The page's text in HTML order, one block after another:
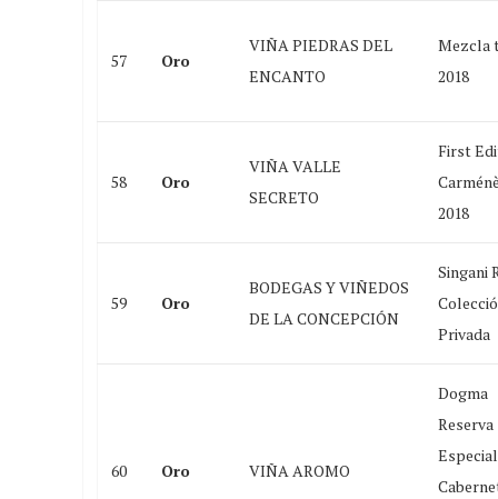
57 Oro
VIÑA PIEDRAS DEL
ENCANTO
Mezcla
2018
58 Oro
VIÑA VALLE
SECRETO
First
2018
59 Oro
BODEGAS Y VIÑEDOS
DE LA CONCEPCIÓN
Singani
Privada
60 Oro VIÑA AROMO
Dogma
Reserva
Especial